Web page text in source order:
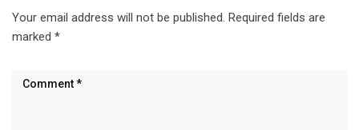
Your email address will not be published. Required fields are
marked *